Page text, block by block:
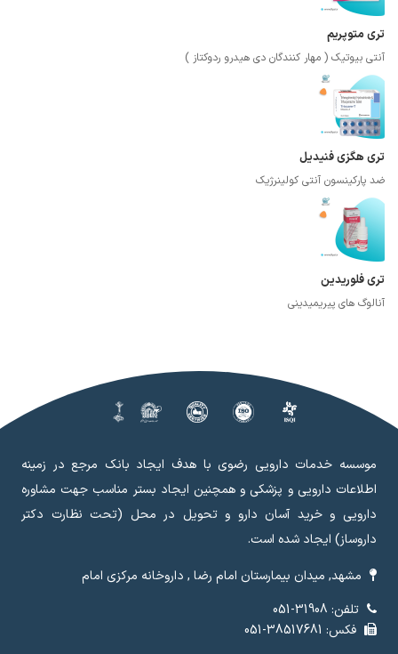
تری متوپریم
آنتی بیوتیک ( مهار کنندگان دی هیدرو ردوکتاز )
تری هگزی فنیدیل
ضد پارکینسون آنتی کولینرژیک
تری فلوریدین
آنالوگ های پیریمیدینی
موسسه خدمات دارویی رضوی با هدف ایجاد بانک مرجع در زمینه
اطلاعات دارویی و پزشکی و همچنین ایجاد بستر مناسب جهت مشاوره
دارویی و خرید آسان دارو و تحویل در محل (تحت نظارت دکتر
داروساز) ایجاد شده است.
مشهد, میدان بیمارستان امام رضا , داروخانه مرکزی امام
تلفن: 31908-051
فکس: 38517681-051